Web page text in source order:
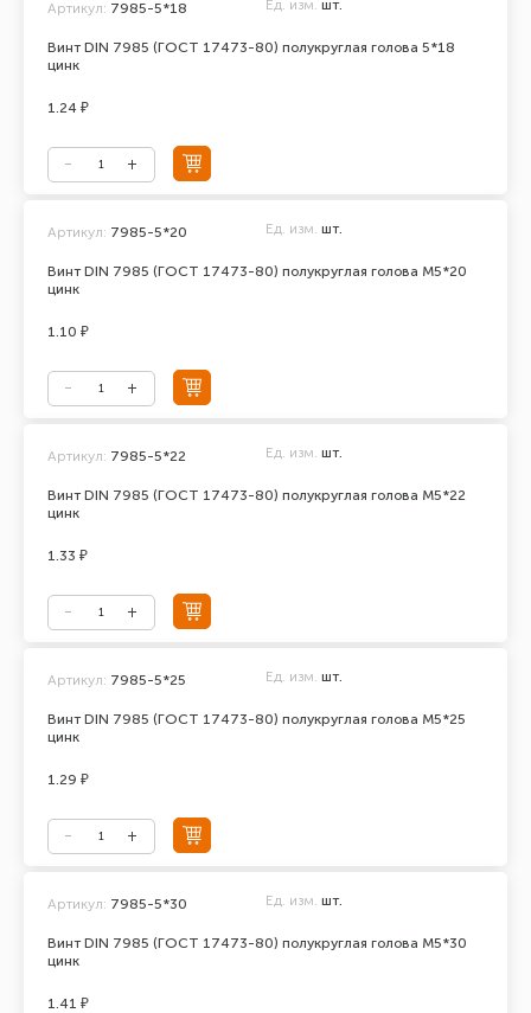
Винт DIN 7985 (ГОСТ 17473-80) полукруглая голова 5*18
цинк
Артикул: 7985-5*18 Ед. изм. шт.
1.24 ₽
Винт DIN 7985 (ГОСТ 17473-80) полукруглая голова М5*20
цинк
Артикул: 7985-5*20 Ед. изм. шт.
1.10 ₽
Винт DIN 7985 (ГОСТ 17473-80) полукруглая голова М5*22
цинк
Артикул: 7985-5*22 Ед. изм. шт.
1.33 ₽
Винт DIN 7985 (ГОСТ 17473-80) полукруглая голова М5*25
цинк
Артикул: 7985-5*25 Ед. изм. шт.
1.29 ₽
Винт DIN 7985 (ГОСТ 17473-80) полукруглая голова М5*30
цинк
Артикул: 7985-5*30 Ед. изм. шт.
1.41 ₽